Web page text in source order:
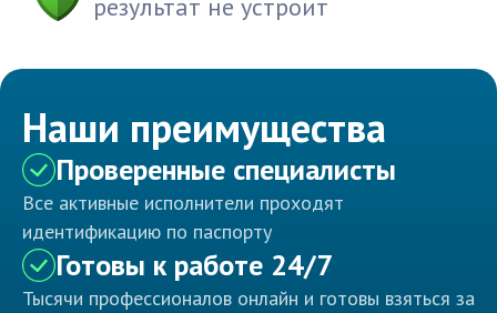
результат не устроит
Наши преимущества
Проверенные специалисты
Все активные исполнители проходят
идентификацию по паспорту
Готовы к работе 24/7
Тысячи профессионалов онлайн и готовы взяться за